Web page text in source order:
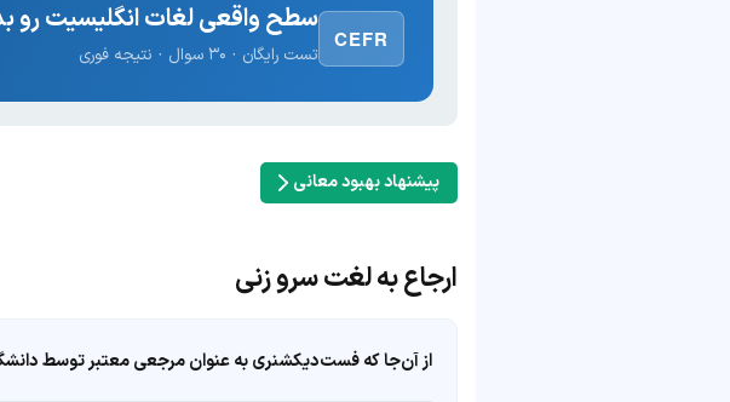
CEFR
سطح واقعی لغات انگلیسیت رو
تست رایگان · ۳۰ سوال · نتیجه فوری
پیشنهاد بهبود معانی
ارجاع به لغت سرو زنی
از آن‌جا که فست‌دیکشنری به عنوان مرجعی معتبر توسط